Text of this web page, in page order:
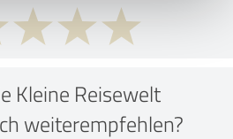
Kleine Reisewelt
weiterempfehlen?